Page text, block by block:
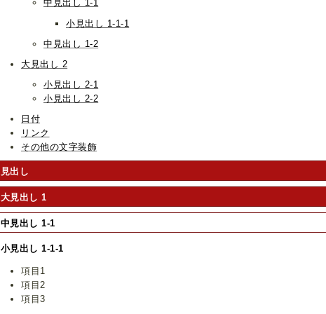
中見出し 1-1
小見出し 1-1-1
中見出し 1-2
大見出し 2
小見出し 2-1
小見出し 2-2
日付
リンク
その他の文字装飾
見出し
大見出し 1
中見出し 1-1
小見出し 1-1-1
項目1
項目2
項目3